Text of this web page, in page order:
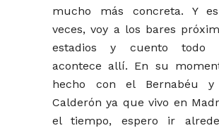
mucho más concreta. Y
veces, voy a los bares
estadios y cuento todo
acontece allí. En su
hecho con el Bernabéu
Calderón ya que vivo en
el tiempo, espero ir